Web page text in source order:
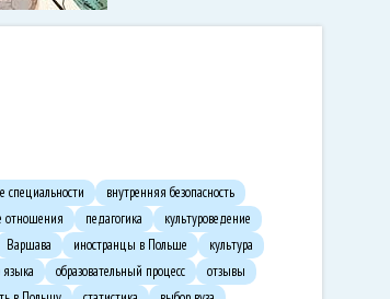
специальности
внутренняя безопасность
отношения педагогика
культуроведение
Варшава иностранцы в Польше
культура
языка образовательный процесс
отзывы